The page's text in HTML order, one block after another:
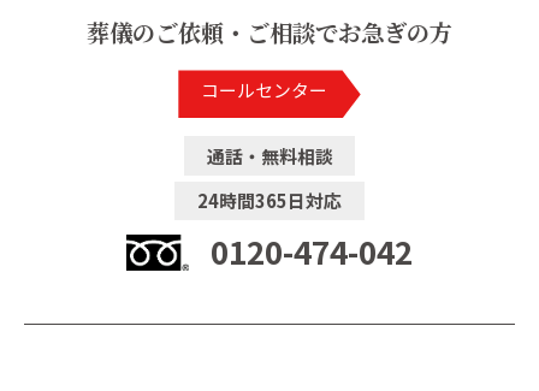
葬儀のご依頼・ご相談でお急ぎの方
コールセンター
通話・無料相談
24時間365日対応
0120-474-042